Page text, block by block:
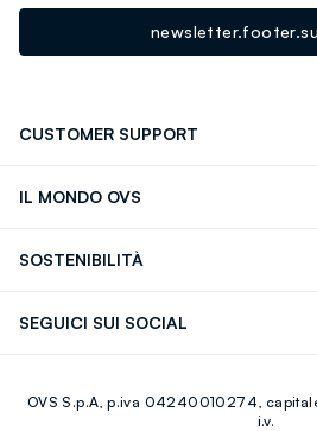
CUSTOMER SUPPORT
IL MONDO OVS
Giftcard
SOSTENIBILITÀ
SEGUICI SUI SOCIAL
Youtube
OVS S.p.A, p.iva 04240010274,
i.v.